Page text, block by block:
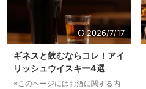
2026/7/17
ギネスと飲むならコレ！アイ
リッシュウイスキー4選
※このページにはお酒に関する内